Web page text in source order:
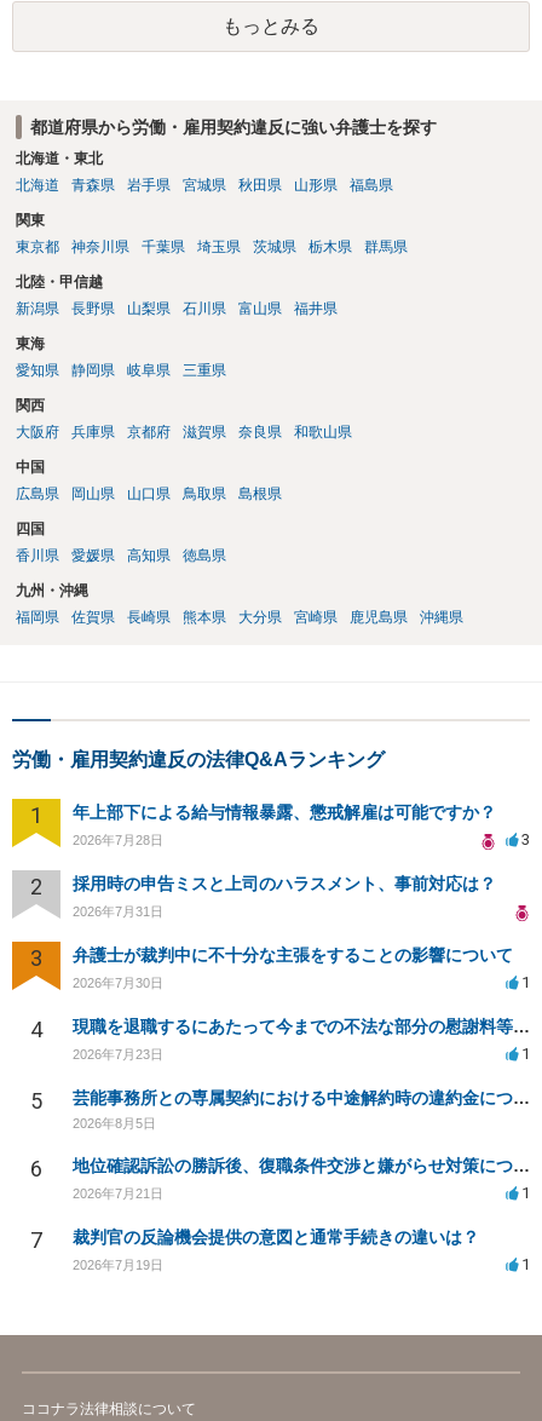
もっとみる
都道府県から労働・雇用契約違反に強い弁護士を探す
北海道・東北
北海道
青森県 岩手県 宮城県 秋田県 山形県 福島県
関東
東京都
神奈川県 千葉県 埼玉県 茨城県 栃木県 群馬県
北陸・甲信越
新潟県
長野県 山梨県 石川県 富山県 福井県
東海
愛知県
静岡県 岐阜県 三重県
関西
大阪府
兵庫県 京都府 滋賀県 奈良県 和歌山県
中国
広島県
岡山県 山口県 鳥取県 島根県
四国
香川県
愛媛県 高知県 徳島県
九州・沖縄
福岡県
佐賀県 長崎県 熊本県 大分県 宮崎県 鹿児島県 沖縄県
労働・雇用契約違反の法律Q&Aランキング
1 年上部下による給与情報暴露、懲戒解雇は可能ですか？
2026年7月28日 3
2 採用時の申告ミスと上司のハラスメント、事前対応は？
2026年7月31日
3 弁護士が裁判中に不十分な主張をすることの影響について
2026年7月30日 1
4 現職を退職するにあたって今までの不法な部分の慰謝料等は請求できるのか。
2026年7月23日 1
5 芸能事務所との専属契約における中途解約時の違約金について相談したいです
2026年8月5日
6 地位確認訴訟の勝訴後、復職条件交渉と嫌がらせ対策について
2026年7月21日 1
7 裁判官の反論機会提供の意図と通常手続きの違いは？
2026年7月19日 1
ココナラ法律相談について